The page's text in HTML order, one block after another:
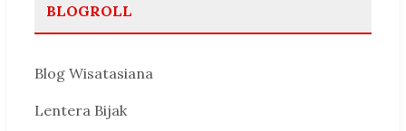
BLOGROLL
Blog Wisatasiana
Lentera Bijak